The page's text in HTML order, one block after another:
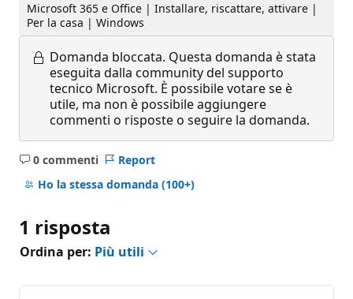
Microsoft 365 e Office | Installare, riscattare, attivare |
Per la casa | Windows
Domanda bloccata. Questa domanda è stata
eseguita dalla community del supporto
tecnico Microsoft. È possibile votare se è
utile, ma non è possibile aggiungere
commenti o risposte o seguire la domanda.
0 commenti
Nessun
commento
Report
Ho la stessa domanda (100+)
1 risposta
Ordina per: Più utili